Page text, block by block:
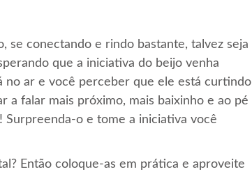
se conectando e rindo bastante, talvez seja
que a iniciativa do beijo venha
no ar e você perceber que ele está curtindo
a falar mais próximo, mais baixinho e ao pé
o e tome a iniciativa você
Então coloque-as em prática e aproveite